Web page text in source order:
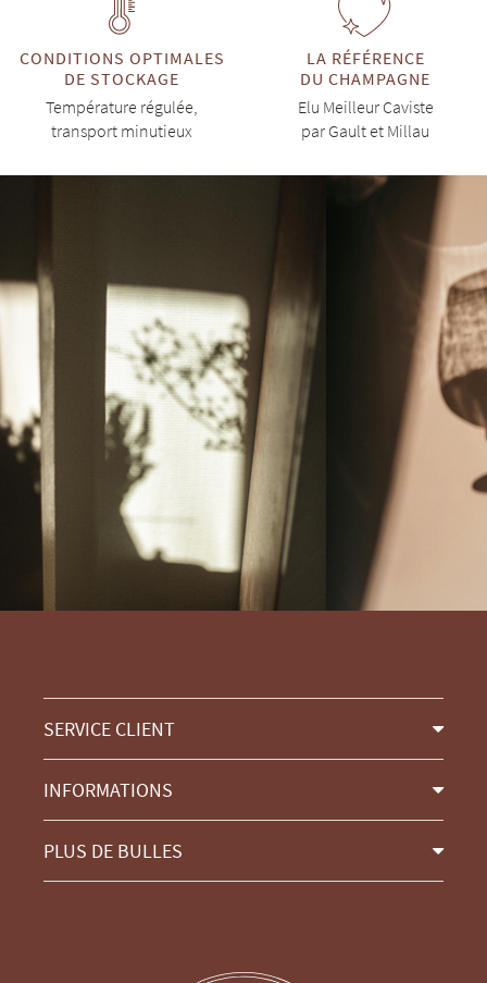
CONDITIONS OPTIMALES
DE STOCKAGE
Température régulée,
transport minutieux
LA RÉFÉRENCE
DU CHAMPAGNE
Elu Meilleur Caviste
par Gault et Millau
SERVICE CLIENT
INFORMATIONS
PLUS DE BULLES